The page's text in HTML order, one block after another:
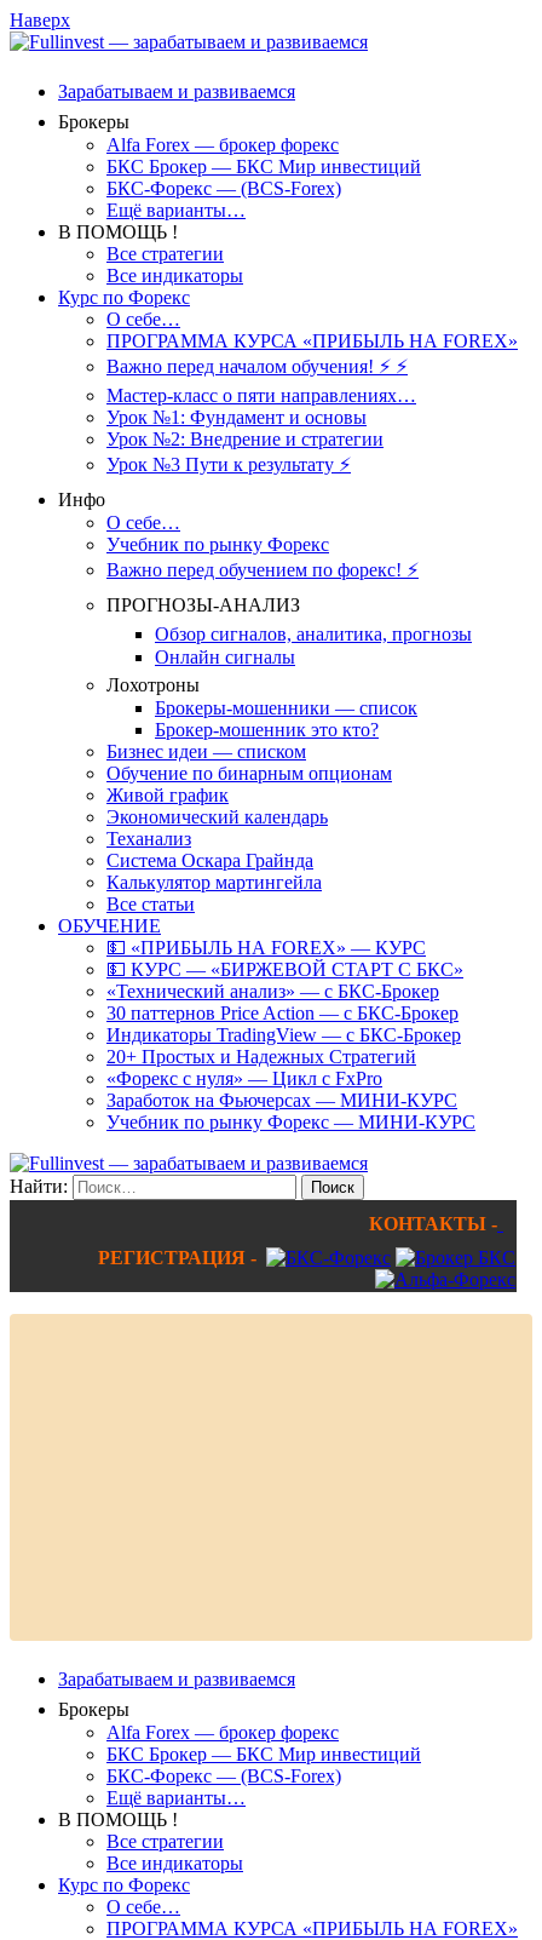
Наверх
Зарабатываем и развиваемся
Брокеры
Alfa Forex — брокер форекс
БКС Брокер — БКС Мир инвестиций
БКС-Форекс — (BCS-Forex)
Ещё варианты…
В ПОМОЩЬ !
Все стратегии
Все индикаторы
Курс по Форекс
О себе…
ПРОГРАММА КУРСА «ПРИБЫЛЬ НА FOREX»
Важно перед началом обучения! ⚡ ⚡
Мастер-класс о пяти направлениях…
Урок №1: Фундамент и основы
Урок №2: Внедрение и стратегии
Урок №3 Пути к результату ⚡️
Инфо
О себе…
Учебник по рынку Форекс
Важно перед обучением по форекс! ⚡
ПРОГНОЗЫ-АНАЛИЗ
Обзор сигналов, аналитика, прогнозы
Онлайн сигналы
Лохотроны
Брокеры-мошенники — список
Брокер-мошенник это кто?
Бизнес идеи — списком
Обучение по бинарным опционам
Живой график
Экономический календарь
Теханализ
Система Оскара Грайнда
Калькулятор мартингейла
Все статьи
ОБУЧЕНИЕ
💵 «ПРИБЫЛЬ НА FOREX» — КУРС
💵 КУРС — «БИРЖЕВОЙ СТАРТ С БКС»
«Технический анализ» — с БКС-Брокер
30 паттернов Price Action — с БКС-Брокер
Индикаторы TradingView — с БКС-Брокер
20+ Простых и Надежных Стратегий
«Форекс с нуля» — Цикл с FxPro
Заработок на Фьючерсах — МИНИ-КУРС
Учебник по рынку Форекс — МИНИ-КУРС
Найти:
КОНТАКТЫ -
РЕГИСТРАЦИЯ -
Зарабатываем и развиваемся
Брокеры
Alfa Forex — брокер форекс
БКС Брокер — БКС Мир инвестиций
БКС-Форекс — (BCS-Forex)
Ещё варианты…
В ПОМОЩЬ !
Все стратегии
Все индикаторы
Курс по Форекс
О себе…
ПРОГРАММА КУРСА «ПРИБЫЛЬ НА FOREX»